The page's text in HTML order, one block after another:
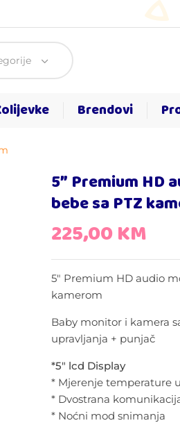
Brendovi
5″ Premium HD
bebe sa PTZ
225,00KM
5″ Premium HD audio
kamerom
Baby monitor i kamera
upravljanja + punjač
*5″ lcd Display
* Mjerenje temperature
* Dvostrana
* Noćni mod snimanja